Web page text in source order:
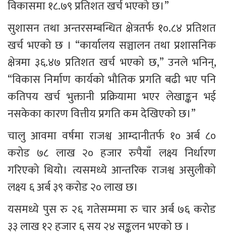
विकासमा १८.७९ प्रतिशत खर्च भएको छ।”
सुशासन तथा अन्तरसम्बन्धित क्षेत्रतर्फ १०.८४ प्रतिशत
खर्च भएको छ । “कार्यालय सञ्चालन तथा प्रशासनिक
क्षेत्रमा ३६.४७ प्रतिशत खर्च भएको छ,” उनले भनिन्,
“विकास निर्माण कार्यको भौतिक प्रगति बढी भए पनि
कतिपय खर्च भुक्तानी प्रक्रियामा भएर लेखाङ्कन भई
नसकेका कारण वित्तीय प्रगति कम देखिएको छ।”
चालु आवमा वर्षमा राजश्व आम्दानीतर्फ १० अर्ब ८०
करोड ७८ लाख २० हजार रुपैयाँ लक्ष्य निर्धारण
गरिएको थियो। त्यसमध्ये आन्तरिक राजश्व असुलीको
लक्ष्य ६ अर्ब ३९ करोड २० लाख छ।
यसमध्ये पुस रु २६ गतेसम्ममा रु चार अर्ब ७६ करोड
३३ लाख १२ हजार ६ सय २४ सङ्कलन भएको छ ।